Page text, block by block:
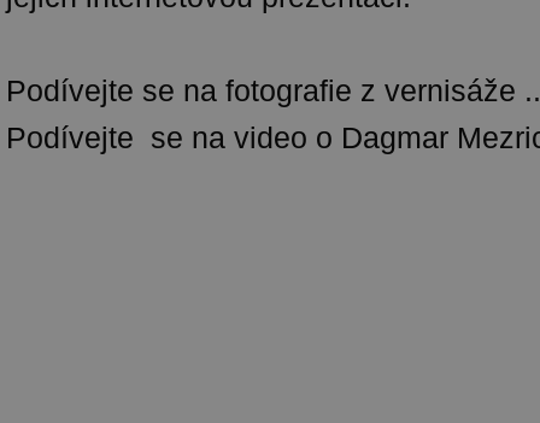
Podívejte se na fotografie z vernisáže
Podívejte se na video o Dagmar